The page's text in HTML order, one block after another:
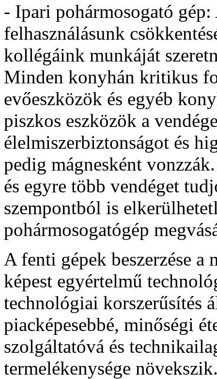
- Ipari pohármosogató gép:
felhasználásunk
kollégáink munkáját
Minden konyhán kritikus
evőeszközök és egyéb
piszkos eszközök a
élelmiszerbiztonságot és
pedig mágnesként
és egyre több vendéget
szempontból is
pohármosogatógép
A fenti gépek beszerzése
képest egyértelmű
technológiai korszerűsítés
piacképesebbé, minőségi
szolgáltatóvá és
termelékenysége